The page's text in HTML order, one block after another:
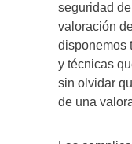
seguridad
valoración
disponemos
y técnicas
sin olvidar
de una